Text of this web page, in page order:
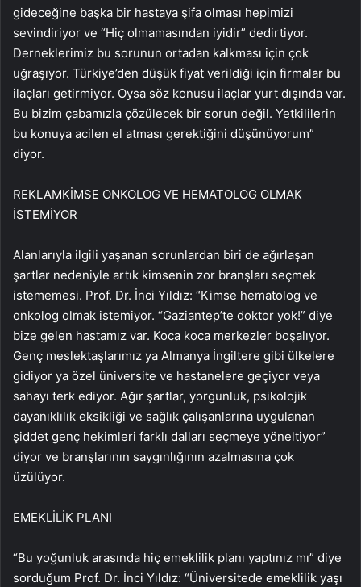
gideceğine başka bir hastaya şifa olması hepimizi
sevindiriyor ve “Hiç olmamasından iyidir” dedirtiyor.
Derneklerimiz bu sorunun ortadan kalkması için çok
uğraşıyor. Türkiye’den düşük fiyat verildiği için firmalar bu
ilaçları getirmiyor. Oysa söz konusu ilaçlar yurt dışında var.
Bu bizim çabamızla çözülecek bir sorun değil. Yetkililerin
bu konuya acilen el atması gerektiğini düşünüyorum”
diyor.
REKLAMKİMSE ONKOLOG VE HEMATOLOG OLMAK
İSTEMİYOR
Alanlarıyla ilgili yaşanan sorunlardan biri de ağırlaşan
şartlar nedeniyle artık kimsenin zor branşları seçmek
istememesi. Prof. Dr. İnci Yıldız: “Kimse hematolog ve
onkolog olmak istemiyor. “Gaziantep’te doktor yok!” diye
bize gelen hastamız var. Koca koca merkezler boşalıyor.
Genç meslektaşlarımız ya Almanya İngiltere gibi ülkelere
gidiyor ya özel üniversite ve hastanelere geçiyor veya
sahayı terk ediyor. Ağır şartlar, yorgunluk, psikolojik
dayanıklılık eksikliği ve sağlık çalışanlarına uygulanan
şiddet genç hekimleri farklı dalları seçmeye yöneltiyor”
diyor ve branşlarının saygınlığının azalmasına çok
üzülüyor.
EMEKLİLİK PLANI
“Bu yoğunluk arasında hiç emeklilik planı yaptınız mı” diye
sorduğum Prof. Dr. İnci Yıldız: “Üniversitede emeklilik yaşı